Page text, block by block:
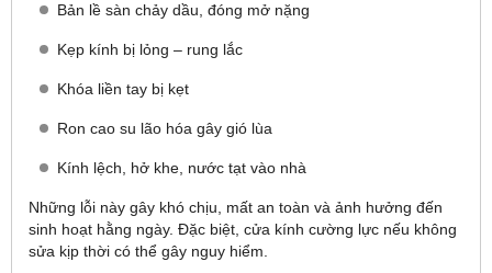
Bản lề sàn chảy dầu, đóng mở nặng
Kẹp kính bị lỏng – rung lắc
Khóa liền tay bị kẹt
Ron cao su lão hóa gây gió lùa
Kính lệch, hở khe, nước tạt vào nhà
Những lỗi này gây khó chịu, mất an toàn và ảnh hưởng đến
sinh hoạt hằng ngày. Đặc biệt, cửa kính cường lực nếu không
sửa kịp thời có thể gây nguy hiểm.